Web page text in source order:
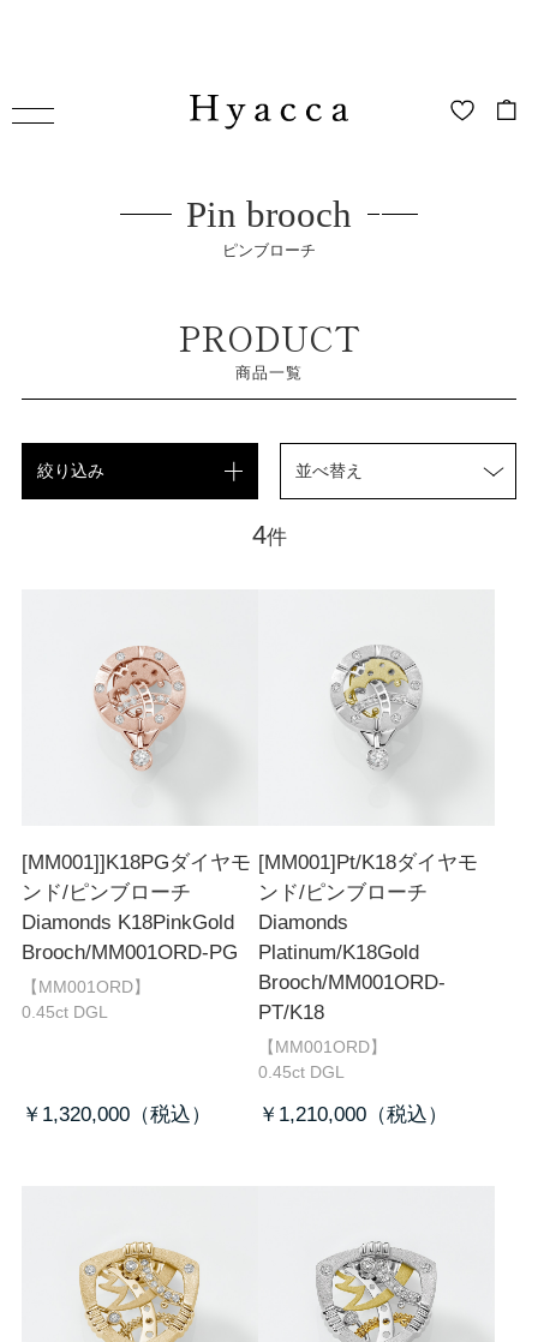
Pin brooch
ピンブローチ
PRODUCT
商品一覧
絞り込み 並べ替え
4件
[MM001]]K18PGダイヤモ
ンド/ピンブローチ
Diamonds K18PinkGold
Brooch/MM001ORD-PG
【MM001ORD】
0.45ct DGL
￥1,320,000
[MM001]Pt/K18ダイヤモ
ンド/ピンブローチ
Diamonds
Platinum/K18Gold
Brooch/MM001ORD-
PT/K18
【MM001ORD】
0.45ct DGL
￥1,210,000